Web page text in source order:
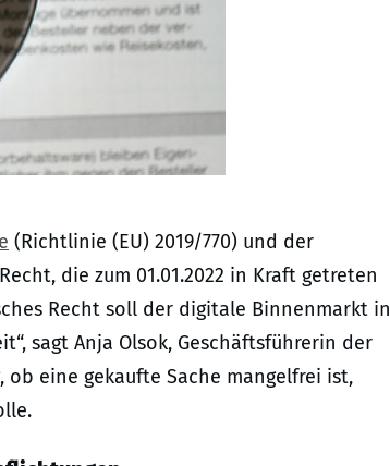
(Richtlinie (EU) 2019/770) und der
die zum 01.01.2022 in Kraft getreten
Recht soll der digitale Binnenmarkt in
sagt Anja Olsok, Geschäftsführerin der
eine gekaufte Sache mangelfrei ist,